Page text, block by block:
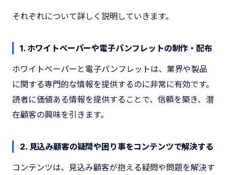
それぞれについて詳しく説明していきます。
1. ホワイトペーパーや電子パンフレットの制作・配布
ホワイトペーパーと電子パンフレットは、業界や製品
に関する専門的な情報を提供するのに非常に有効です。
読者に価値ある情報を提供することで、信頼を築き、潜
在顧客の興味を引きます。
2. 見込み顧客の疑問や困り事をコンテンツで解決する
コンテンツは、見込み顧客が抱える疑問や問題を解決す